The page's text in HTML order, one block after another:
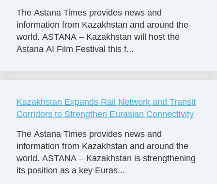
The Astana Times provides news and
information from Kazakhstan and around the
world. ASTANA – Kazakhstan will host the
Astana AI Film Festival this f...
Kazakhstan Expands Rail Network and Transit
Corridors to Strengthen Eurasian Connectivity
The Astana Times provides news and
information from Kazakhstan and around the
world. ASTANA – Kazakhstan is strengthening
its position as a key Euras...